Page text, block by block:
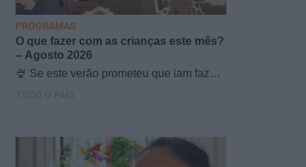
O que fazer com as crianças este mês?
– Agosto 2026
🍨 Se este verão prometeu que iam fazer
PROGRAMAS